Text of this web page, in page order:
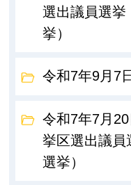
選出議員選挙
挙）
令和7年9月7
令和7年7月
挙区選出議員
選挙）